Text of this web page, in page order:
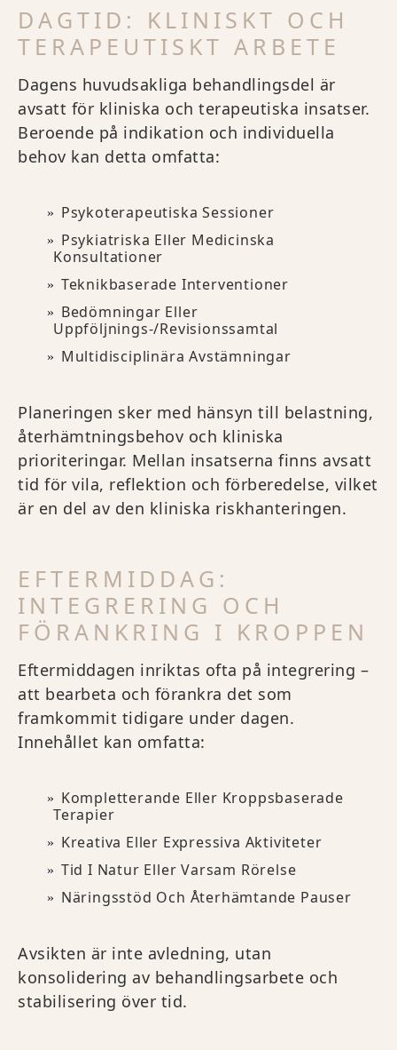
DAGTID: KLINISKT OCH
TERAPEUTISKT ARBETE
Dagens huvudsakliga behandlingsdel är
avsatt för kliniska och terapeutiska insatser.
Beroende på indikation och individuella
behov kan detta omfatta:
Psykoterapeutiska Sessioner
Psykiatriska Eller Medicinska
Konsultationer
Teknikbaserade Interventioner
Bedömningar Eller
Uppföljnings-/revisionssamtal
Multidisciplinära Avstämningar
Planeringen sker med hänsyn till belastning,
återhämtningsbehov och kliniska
prioriteringar. Mellan insatserna finns avsatt
tid för vila, reflektion och förberedelse, vilket
är en del av den kliniska riskhanteringen.
EFTERMIDDAG:
INTEGRERING OCH
FÖRANKRING I KROPPEN
Eftermiddagen inriktas ofta på integrering –
att bearbeta och förankra det som
framkommit tidigare under dagen.
Innehållet kan omfatta:
Kompletterande Eller Kroppsbaserade
Terapier
Kreativa Eller Expressiva Aktiviteter
Tid I Natur Eller Varsam Rörelse
Näringsstöd Och Återhämtande Pauser
Avsikten är inte avledning, utan
konsolidering av behandlingsarbete och
stabilisering över tid.